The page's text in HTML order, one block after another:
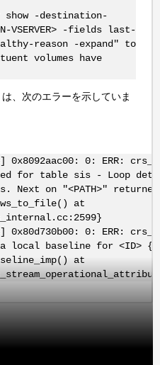
show -destination-
VSERVER> -fields last-
reason -expand" to
volumes have
は、次のエラーを示していま
0x8092aac00: 0: ERR:
for table sis - Loop
on "<PATH>" returned
at
0: ERR:
a local baseline for <ID>
at